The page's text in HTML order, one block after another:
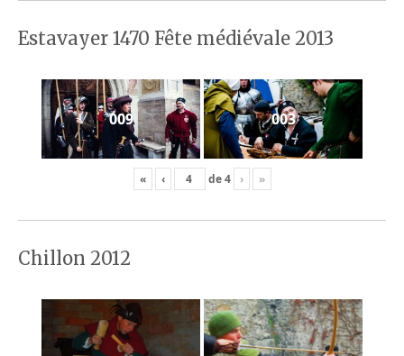
Estavayer 1470 Fête médiévale 2013
009 003
« ‹ de4 › »
Chillon 2012